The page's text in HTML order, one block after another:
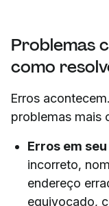
Problemas
como
Erros
problemas mais
Erros em
incorreto,
endereço
equivocado,